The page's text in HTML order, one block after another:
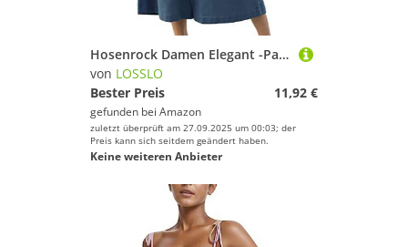
Hosenrock Damen Elegant -Palazzo Hose Damen Sommer,Yogahose Damen Kurz Sommerhose Leicht Baggy Jogginghose Culottes Hosen Freizeithose Weites Bein Strandhose Sporthose Schlaghose mit Taschen
von LOSSLO
Bester Preis
11,92 €
gefunden bei Amazon
zuletzt überprüft am 27.09.2025 um 00:03; der
Preis kann sich seitdem geändert haben.
Keine weiteren Anbieter